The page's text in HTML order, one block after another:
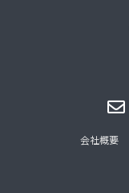
会社概要